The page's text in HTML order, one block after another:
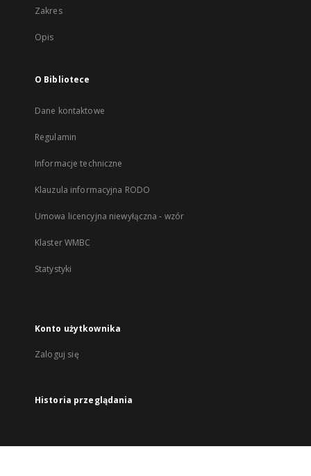
Zakres
Opis
O Bibliotece
Dane kontaktowe
Regulamin
Informacje techniczne
Klauzula informacyjna RODO
Umowa licencyjna niewyłączna - wzór
Klaster WMBC
Statystyki
Konto użytkownika
Zaloguj się
Historia przeglądania